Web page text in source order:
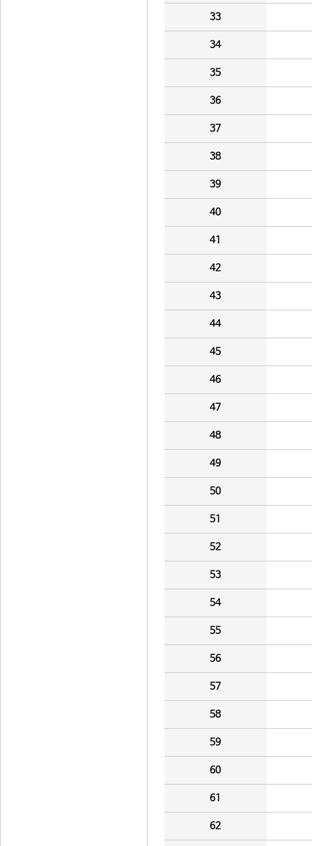
33
34
35
36
37
38
39
40
41
42
43
44
45
46
47
48
49
50
51
52
53
54
55
56
57
58
59
60
61
62